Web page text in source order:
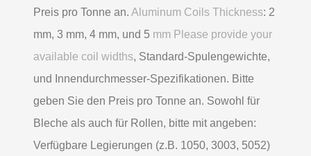
Preis pro Tonne an. Aluminum Coils Thickness: 2
mm, 3 mm, 4 mm, und 5 mm Please provide your
available coil widths, Standard-Spulengewichte,
und Innendurchmesser-Spezifikationen. Bitte
geben Sie den Preis pro Tonne an. Sowohl für
Bleche als auch für Rollen, bitte mit angeben:
Verfügbare Legierungen (z.B. 1050, 3003, 5052)